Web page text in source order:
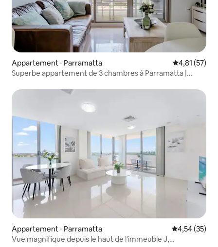
Appartement ⋅ Parramatta Évaluation
4,81 (57)
Superbe appartement de 3 chambres à Parramatta |
Appartement ⋅ Parramatta Évaluation
4,54 (35)
Vue magnifique depuis le haut de l'immeuble J,